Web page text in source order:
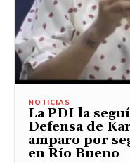
NOTICIAS
La PDI la
Defensa de
amparo por
en Río Bueno